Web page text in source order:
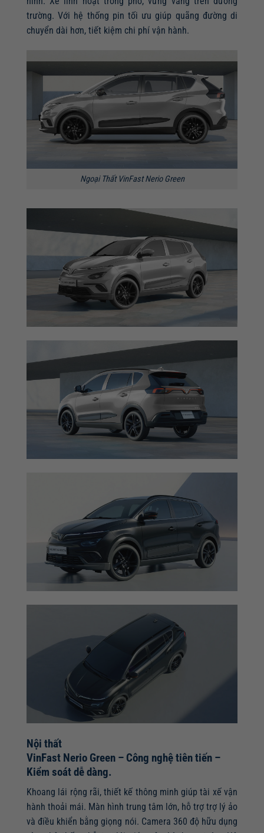
trường. Với hệ thống pin tối ưu giúp quãng đường di
chuyển dài hơn, tiết kiệm chi phí vận hành.
Ngoại Thất VinFast Nerio Green
Nội thất
VinFast Nerio Green – Công nghệ tiên tiến –
Kiểm soát dễ dàng.
Khoang lái rộng rãi, thiết kế thông minh giúp tài xế vận
hành thoải mái. Màn hình trung tâm lớn, hỗ trợ trợ lý ảo
và điều khiển bằng giọng nói. Camera 360 độ hữu dụng